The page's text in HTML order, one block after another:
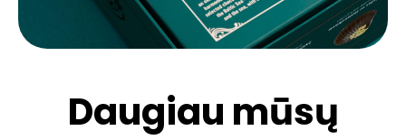
Daugiau mūsų